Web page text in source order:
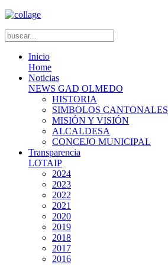
Inicio
Home
Noticias
NEWS GAD OLMEDO
HISTORIA
SIMBOLOS CANTONALES
MISIÓN Y VISIÓN
ALCALDESA
CONCEJO MUNICIPAL
Transparencia
LOTAIP
2024
2023
2022
2021
2020
2019
2018
2017
2016